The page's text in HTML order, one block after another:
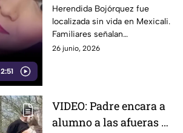
2:51
denuncian
antecedentes de
violencia por parte de
su pareja
Herendida Bojórquez fue
localizada sin vida en Mexicali.
Familiares señalan
antecedentes de violencia y
26 junio, 2026
VIDEO: Padre encara a
alumno a las afueras de